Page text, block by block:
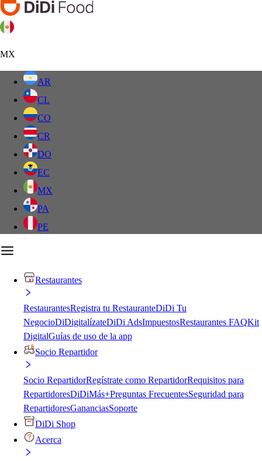
MX
AR
CL
CO
CR
DO
EC
MX
PA
PE
Restaurantes
RestaurantesRegistra tu RestauranteDiDi Tu
NegocioDiDigitalízateDiDi AdsImpuestosRestaurantes FAQKit
DigitalGuías de uso de la app
Socio Repartidor
Socio RepartidorRegístrate como RepartidorRequisitos para
RepartidoresDiDiMás+Preguntas FrecuentesSeguridad para
RepartidoresGananciasSoporte
DiDi Shop
Acerca